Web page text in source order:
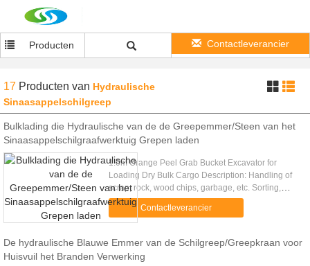
Producten Contactleverancier
17 Producten van Hydraulische
Sinaasappelschilgreep
Bulklading die Hydraulische van de de Greepemmer/Steen van het
Sinaasappelschilgraafwerktuig Grepen laden
1.0m Orange Peel Grab Bucket Excavator for
Loading Dry Bulk Cargo Description: Handling of
scrap, rock, wood chips, garbage, etc. Sorting,
placement of rocks and bulky and irregular shaped
items. Multiple tine ...
Contactleverancier
De hydraulische Blauwe Emmer van de Schilgreep/Greepkraan voor
Huisvuil het Branden Verwerking